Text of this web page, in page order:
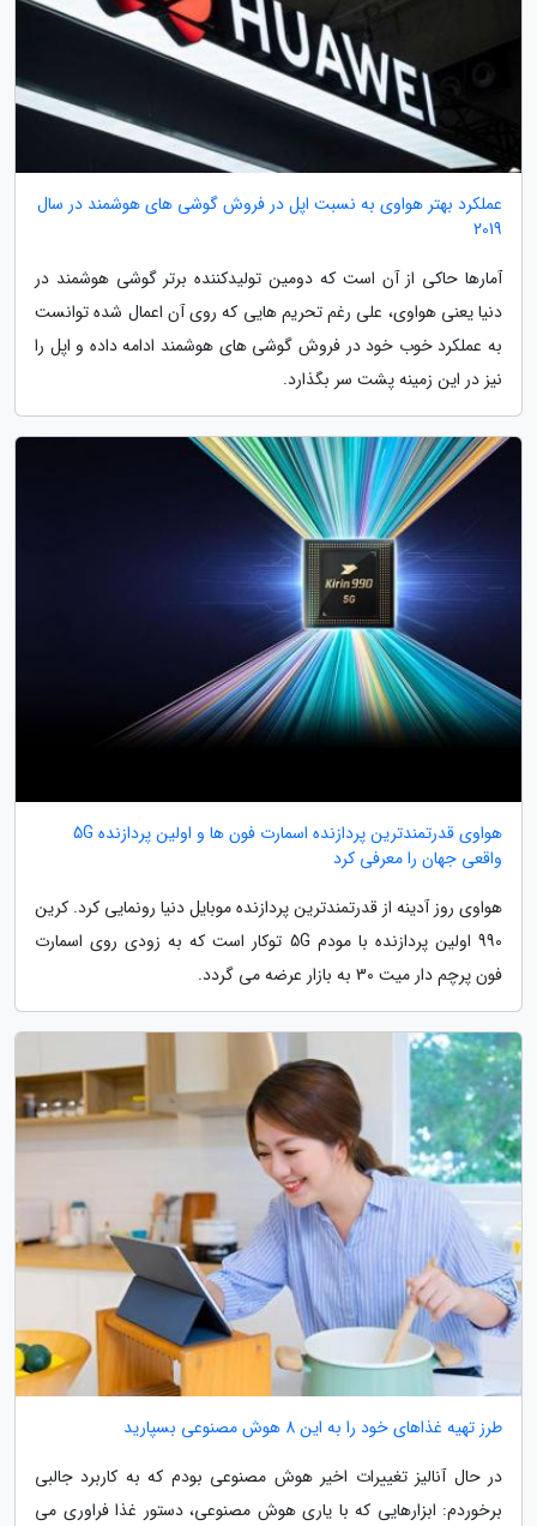
عملکرد بهتر هواوی به نسبت اپل در فروش گوشی های هوشمند در سال
2019
آمارها حاکی از آن است که دومین تولیدکننده برتر گوشی هوشمند در
دنیا یعنی هواوی، علی رغم تحریم هایی که روی آن اعمال شده توانست
به عملکرد خوب خود در فروش گوشی های هوشمند ادامه داده و اپل را
نیز در این زمینه پشت سر بگذارد.
هواوی قدرتمندترین پردازنده اسمارت فون ها و اولین پردازنده 5G
واقعی جهان را معرفی کرد
هواوی روز آدینه از قدرتمندترین پردازنده موبایل دنیا رونمایی کرد. کرین
990 اولین پردازنده با مودم 5G توکار است که به زودی روی اسمارت
فون پرچم دار میت 30 به بازار عرضه می گردد.
طرز تهیه غذاهای خود را به این 8 هوش مصنوعی بسپارید
در حال آنالیز تغییرات اخیر هوش مصنوعی بودم که به کاربرد جالبی
برخوردم: ابزارهایی که با یاری هوش مصنوعی، دستور غذا فراوری می